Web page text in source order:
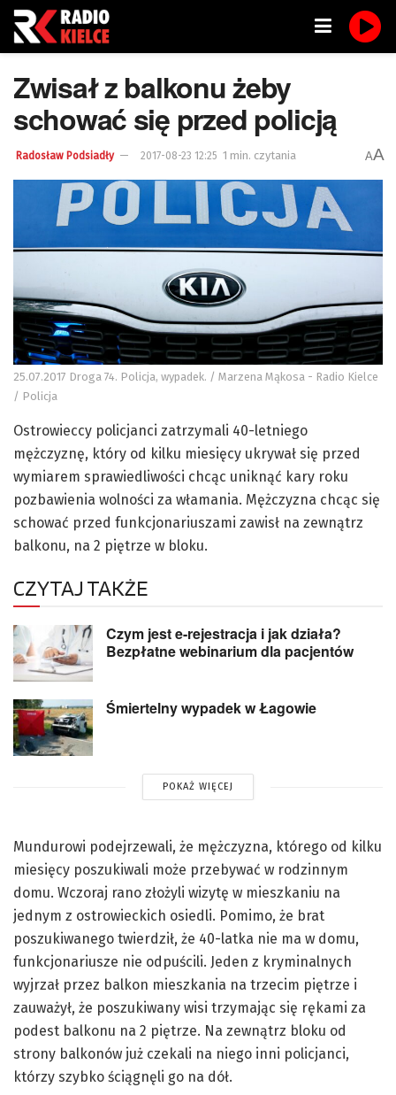
Zwisał z balkonu żeby
schować się przed policją
Radosław Podsiadły 2017-08-23 12:25 1 min. czytania AA
25.07.2017 Droga 74. Policja, wypadek. / Marzena Mąkosa - Radio Kielce
/ Policja
Ostrowieccy policjanci zatrzymali 40-letniego
mężczyznę, który od kilku miesięcy ukrywał się przed
wymiarem sprawiedliwości chcąc uniknąć kary roku
pozbawienia wolności za włamania. Mężczyzna chcąc się
schować przed funkcjonariuszami zawisł na zewnątrz
balkonu, na 2 piętrze w bloku.
CZYTAJ TAKŻE
Czym jest e-rejestracja i jak działa?
Bezpłatne webinarium dla pacjentów
Śmiertelny wypadek w Łagowie
POKAŻ WIĘCEJ
Mundurowi podejrzewali, że mężczyzna, którego od kilku
miesięcy poszukiwali może przebywać w rodzinnym
domu. Wczoraj rano złożyli wizytę w mieszkaniu na
jednym z ostrowieckich osiedli. Pomimo, że brat
poszukiwanego twierdził, że 40-latka nie ma w domu,
funkcjonariusze nie odpuścili. Jeden z kryminalnych
wyjrzał przez balkon mieszkania na trzecim piętrze i
zauważył, że poszukiwany wisi trzymając się rękami za
podest balkonu na 2 piętrze. Na zewnątrz bloku od
strony balkonów już czekali na niego inni policjanci,
którzy szybko ściągnęli go na dół.